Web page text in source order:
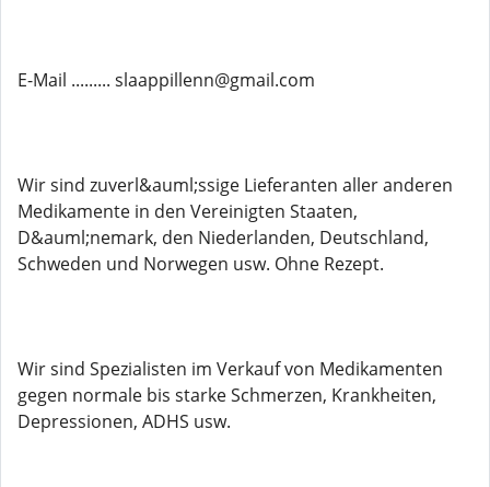
E-Mail ......... slaappillenn@gmail.com
Wir sind zuverl&auml;ssige Lieferanten aller anderen
Medikamente in den Vereinigten Staaten,
D&auml;nemark, den Niederlanden, Deutschland,
Schweden und Norwegen usw. Ohne Rezept.
Wir sind Spezialisten im Verkauf von Medikamenten
gegen normale bis starke Schmerzen, Krankheiten,
Depressionen, ADHS usw.